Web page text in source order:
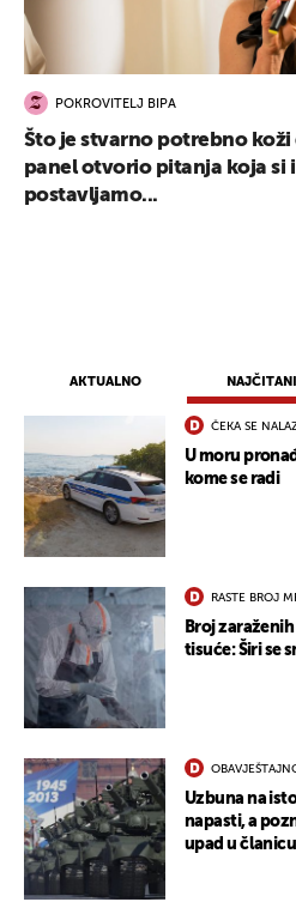
AKTUALNO
ČEKA SE
U moru
kome se radi
RASTE BROJ
Broj
tisuće: Širi se
Uzbuna na
napasti, a
upad u
POKROVITELJ BIPA
Što je stvarno potrebno koži
panel otvorio pitanja koja si
postavljamo...